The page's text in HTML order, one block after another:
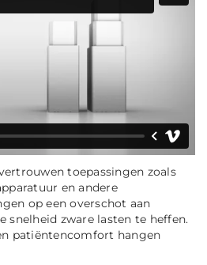
toepassingen zoals
en andere
op een overschot aan
zware lasten te heffen.
patiëntencomfort hangen